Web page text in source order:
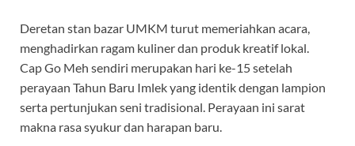
Deretan stan bazar UMKM turut memeriahkan acara,
menghadirkan ragam kuliner dan produk kreatif lokal.
Cap Go Meh sendiri merupakan hari ke-15 setelah
perayaan Tahun Baru Imlek yang identik dengan lampion
serta pertunjukan seni tradisional. Perayaan ini sarat
makna rasa syukur dan harapan baru.